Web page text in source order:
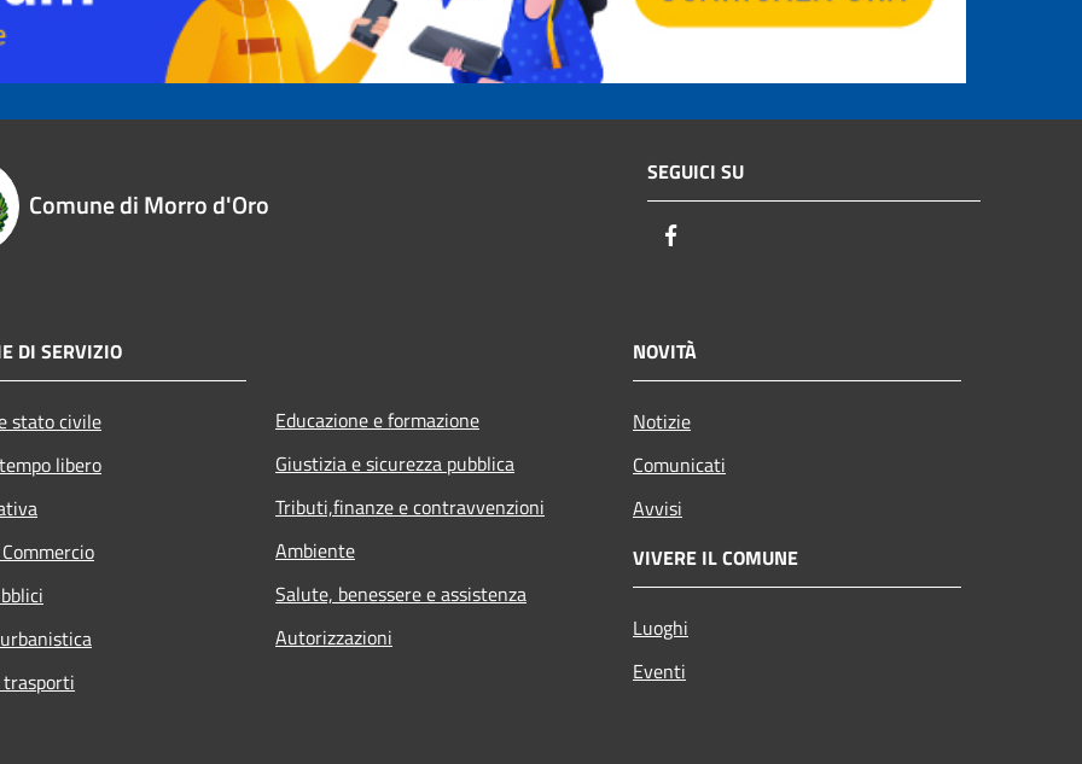
Comune di Morro d'Oro
SEGUICI SU
DI SERVIZIO
stato civile
libero
Educazione e formazione
Giustizia e sicurezza pubblica
Tributi,finanze e contravvenzioni
Ambiente
Salute, benessere e assistenza
Autorizzazioni
NOVITÀ
Notizie
Comunicati
Avvisi
VIVERE IL COMUNE
Luoghi
Eventi